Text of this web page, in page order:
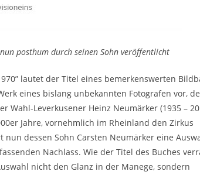
posthum durch seinen Sohn veröffentlicht
lautet der Titel eines bemerkenswerten
eines bislang unbekannten Fotografen vor,
Wahl-Leverkusener Heinz Neumärker (1935 –
Jahre, vornehmlich im Rheinland den Zirkus
dessen Sohn Carsten Neumärker eine
Nachlass. Wie der Titel des Buches
nicht den Glanz in der Manege, sondern